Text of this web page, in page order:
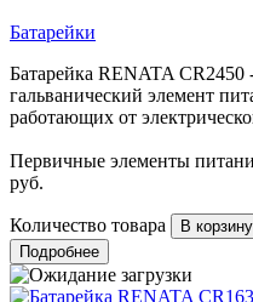
Батарейки
Батарейка RENATA CR2450
гальванический элемент
работающих от
Первичные элементы
руб.
Количество товара
Подробнее